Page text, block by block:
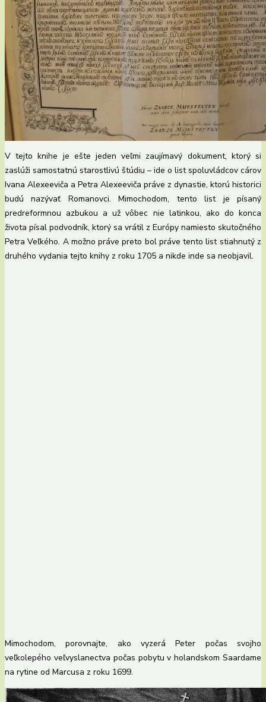
V tejto knihe je ešte jeden veľmi zaujímavý dokument, ktorý si
zaslúži samostatnú starostlivú štúdiu – ide o list spoluvládcov cárov
Ivana Alexeeviča a Petra Alexeeviča práve z dynastie, ktorú historici
budú nazývať Romanovci. Mimochodom, tento list je písaný
predreformnou azbukou a už vôbec nie latinkou, ako do konca
života písal podvodník, ktorý sa vrátil z Európy namiesto skutočného
Petra Veľkého. A možno práve preto bol práve tento list stiahnutý z
druhého vydania tejto knihy z roku 1705 a nikde inde sa neobjavil.
Mimochodom, porovnajte, ako vyzerá Peter počas svojho
veľkolepého veľvyslanectva počas pobytu v holandskom Saardame
na rytine od Marcusa z roku 1699.